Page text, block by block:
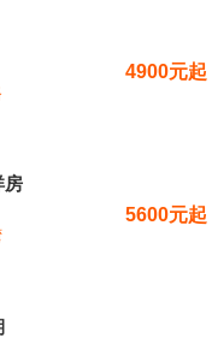
4900元起
房
5600元起